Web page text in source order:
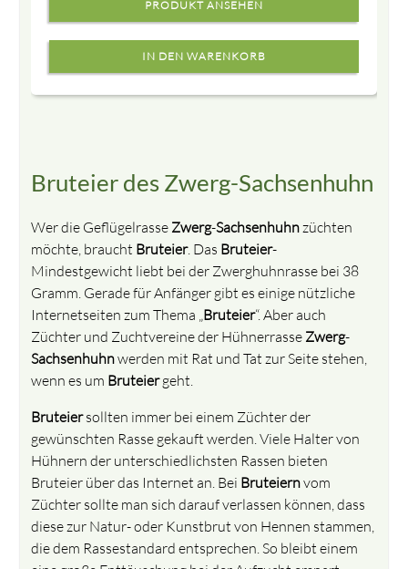
PRODUKT ANSEHEN
Bruteier des Zwerg-Sachsenhuhn
Wer die Geflügelrasse Zwerg-Sachsenhuhnzüchten
möchte, braucht Bruteier. Das Bruteier-
Mindestgewicht liebt bei der Zwerghuhnrasse bei 38
Gramm. Gerade für Anfänger gibt es einige nützliche
Internetseiten zum Thema „Bruteier“. Aber auch
Züchter und Zuchtvereine der Hühnerrasse Zwerg-
Sachsenhuhnwerden mit Rat und Tat zur Seite stehen,
wenn es um Bruteiergeht.
Bruteiersollten immer bei einem Züchter der
gewünschten Rasse gekauft werden. Viele Halter von
Hühnern der unterschiedlichsten Rassen bieten
Bruteier über das Internet an. Bei Bruteiernvom
Züchter sollte man sich darauf verlassen können, dass
diese zur Natur- oder Kunstbrut von Hennen stammen,
die dem Rassestandard entsprechen. So bleibt einem